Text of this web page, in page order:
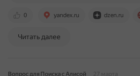
0 yandex.ru dzen.ru
Читать далее
Вопрос для Поиска с Алисой
27 марта